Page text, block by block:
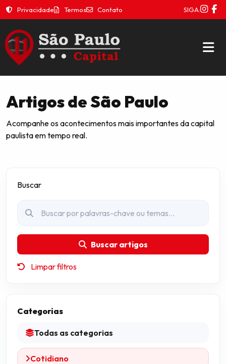
Privacidade Termos Contato SIGA:
Artigos de São Paulo
Acompanhe os acontecimentos mais importantes da capital
paulista em tempo real.
Buscar
Buscar artigos
Limpar filtros
Categorias
Todas as categorias
Cotidiano